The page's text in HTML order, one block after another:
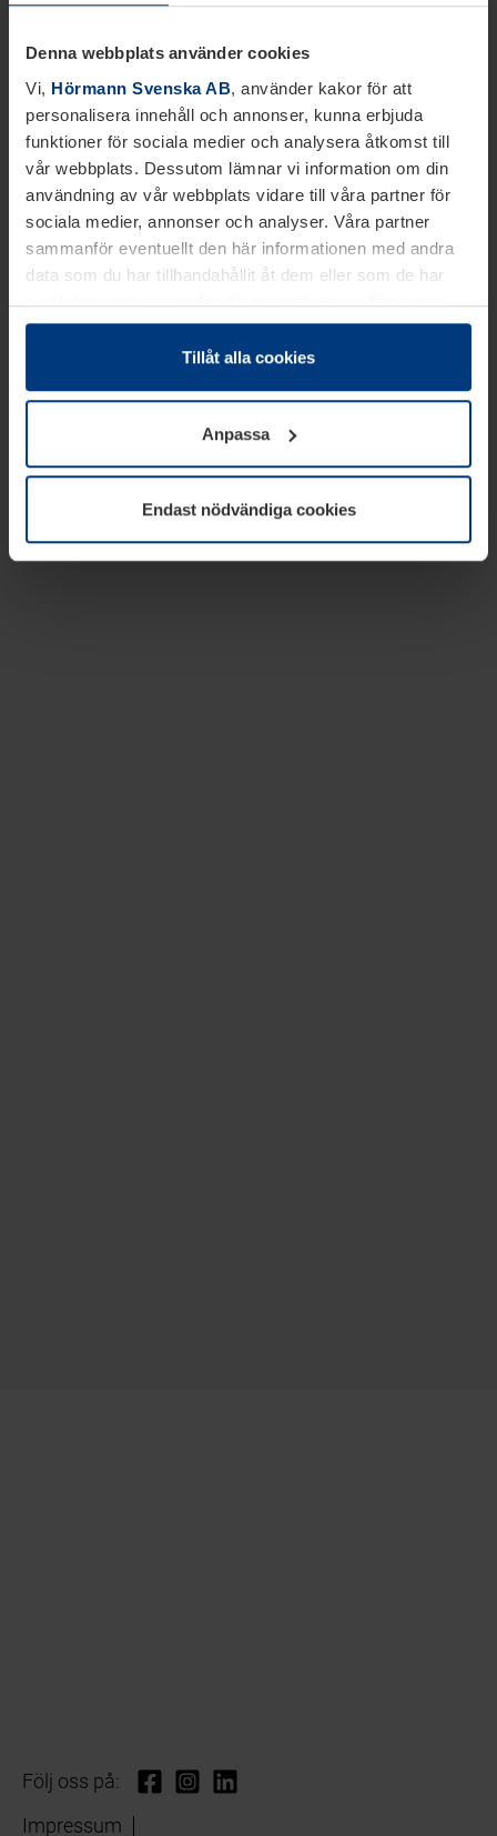
Denna webbplats använder cookies
Vi, Hörmann Svenska AB, använder kakor för att
personalisera innehåll och annonser, kunna erbjuda
funktioner för sociala medier och analysera åtkomst till
vår webbplats. Dessutom lämnar vi information om din
användning av vår webbplats vidare till våra partner för
sociala medier, annonser och analyser. Våra partner
sammanför eventuellt den här informationen med andra
data som du har tillhandahållit åt dem eller som de har
samlat in inom ramen för din användning av tjänsterna.
Juridiskt kan vi lagra kakor på din enhet, om de är
absolut nödvändiga för driften av den här webbplatsen.
godkännande kan du när som helst ändra eller återkalla i
informationen om kakor underDataskyddsförklaring
vår webbplats.
Tillåt alla cookies
Anpassa
Endast nödvändiga cookies
Följ oss på:
Impressum